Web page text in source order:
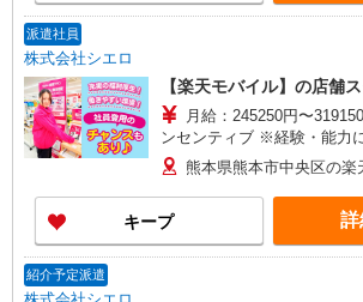
派遣社員
株式会社シエロ
【楽天モバイル】の店舗
月給：245250円〜
ンセンティブ ※経験・能力
★交通費別途支給（規定あり） ゜+゜・。○
+゜・。○。・゜+゜ 入社祝
有) お友達を紹介頂くと, インセンティブ支給(規定
有) ゜・。○。・゜+゜・。○
熊本県熊本市中央区の
キープ 詳
紹介予定派遣